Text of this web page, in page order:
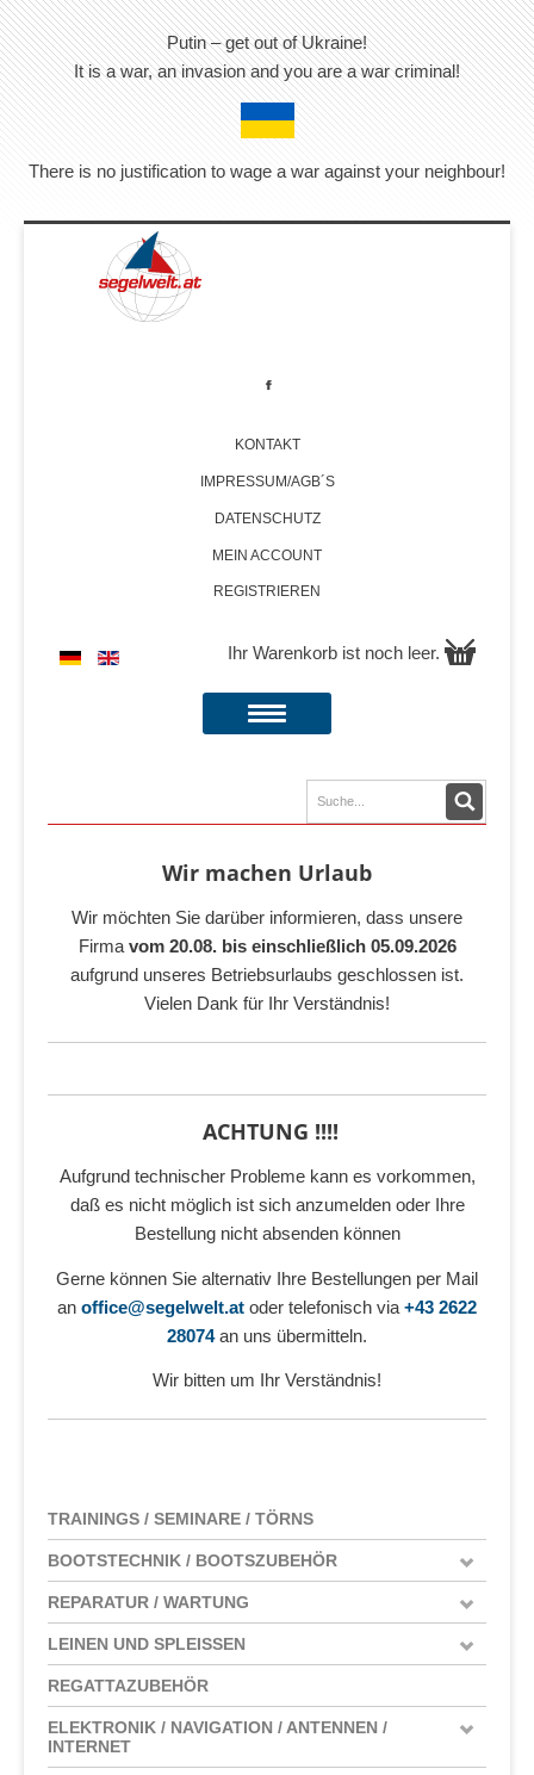
Putin – get out of Ukraine!
It is a war, an invasion and you are a war criminal!
There is no justification to wage a war against your neighbour!
KONTAKT
IMPRESSUM/AGB´S
DATENSCHUTZ
MEIN ACCOUNT
REGISTRIEREN
Ihr Warenkorb ist noch leer.
Wir machen Urlaub
Wir möchten Sie darüber informieren, dass unsere
Firma vom 20.08. bis einschließlich 05.09.2026
aufgrund unseres Betriebsurlaubs geschlossen ist.
Vielen Dank für Ihr Verständnis!
ACHTUNG !!!!
Aufgrund technischer Probleme kann es vorkommen,
daß es nicht möglich ist sich anzumelden oder Ihre
Bestellung nicht absenden können
Gerne können Sie alternativ Ihre Bestellungen per Mail
an office@segelwelt.at oder telefonisch via +43 2622
28074an uns übermitteln.
Wir bitten um Ihr Verständnis!
TRAININGS / SEMINARE / TÖRNS
BOOTSTECHNIK / BOOTSZUBEHÖR
REPARATUR / WARTUNG
LEINEN UND SPLEISSEN
REGATTAZUBEHÖR
ELEKTRONIK / NAVIGATION / ANTENNEN /
INTERNET